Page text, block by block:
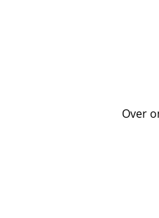
Over